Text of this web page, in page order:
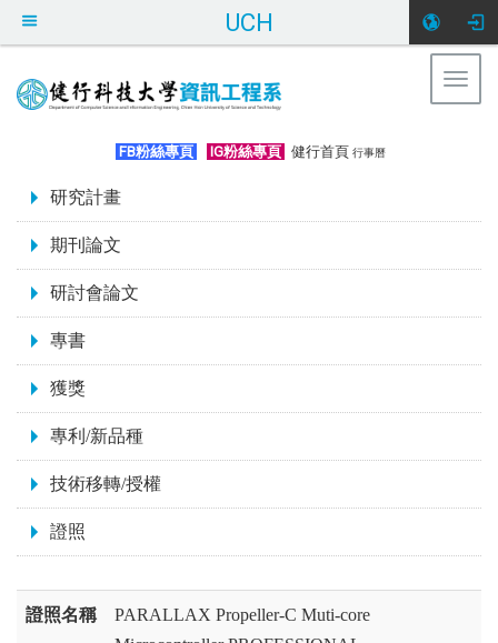
UCH
FB粉絲專頁 IG粉絲專頁 健行首頁 行事曆
研究計畫
期刊論文
研討會論文
專書
獲獎
專利/新品種
技術移轉/授權
證照
證照名稱
PARALLAX Propeller-C Muti-core